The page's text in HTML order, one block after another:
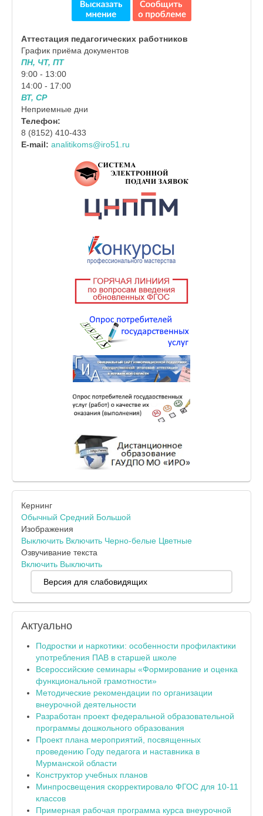
Аттестация педагогических работников
График приёма документов
ПН, ЧТ, ПТ
9:00 - 13:00
14:00 - 17:00
ВТ, СР
Неприемные дни
Телефон:
8 (8152) 410-433
E-mail: analitikoms@iro51.ru
Кернинг
Обычный Средний Большой
Изображения
Выключить Включить Черно-белые Цветные
Озвучивание текста
Включить Выключить
Версия для слабовидящих
Актуально
Подростки и наркотики: особенности профилактики
употребления ПАВ в старшей школе
Всероссийские семинары «Формирование и оценка
функциональной грамотности»
Методические рекомендации по организации
внеурочной деятельности
Разработан проект федеральной образовательной
программы дошкольного образования
Проект плана мероприятий, посвященных
проведению Году педагога и наставника в
Мурманской области
Конструктор учебных планов
Минпросвещения скорректировало ФГОС для 10-11
классов
Примерная рабочая программа курса внеурочной